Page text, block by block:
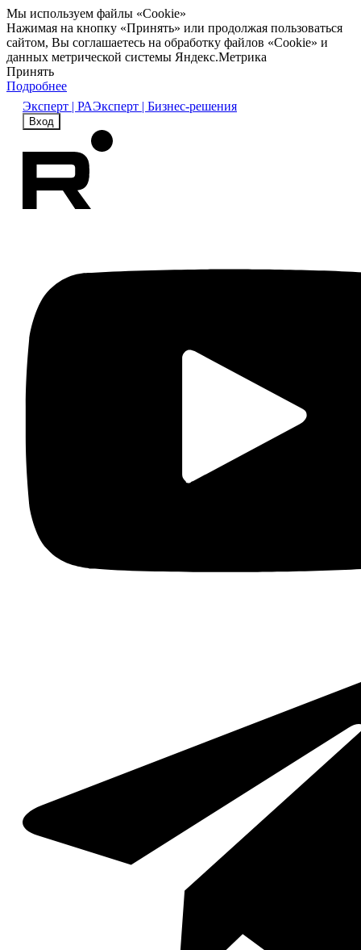
Мы используем файлы «Cookie»
Нажимая на кнопку «Принять» или продолжая пользоваться
сайтом, Вы соглашаетесь на обработку файлов «Cookie» и
данных метрической системы Яндекс.Метрика
Принять
Подробнее
Эксперт | РАЭксперт | Бизнес-решения
Вход